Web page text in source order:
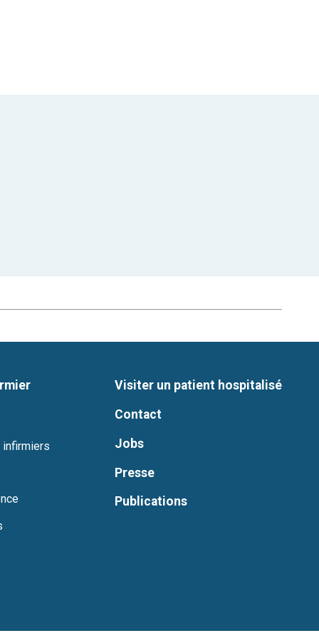
Visiter un patient hospitalisé
Contact
Jobs
Presse
Publications